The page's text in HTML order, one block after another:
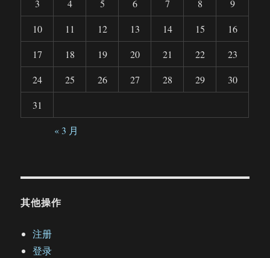
3
4 5 6 7 8
9
10
11 12 13 14 15
16
17
18 19 20 21 22
23
24
25 26 27 28 29
30
31
« 3 月
其他操作
注册
登录